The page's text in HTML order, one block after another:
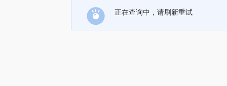
正在查询中，请刷新重试